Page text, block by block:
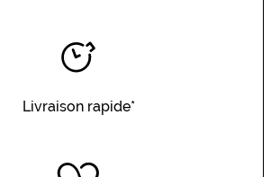
Livraison rapide*